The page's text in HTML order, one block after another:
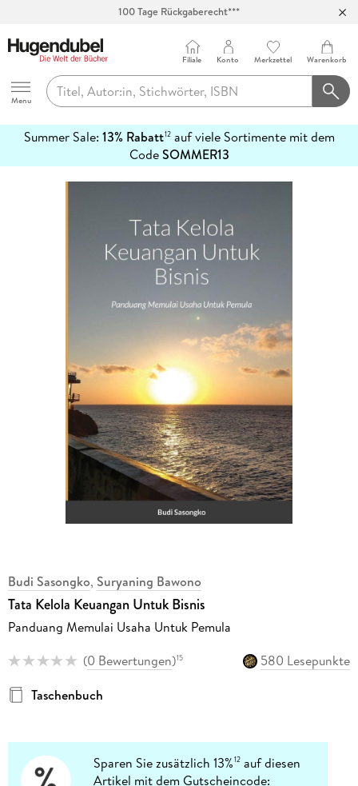
100 Tage Rückgaberecht***
Hugendubel
Menu
Filiale Konto Merkzettel Warenkorb
Summer Sale: 13% Rabatt12auf viele Sortimente mit dem
CodeSOMMER13
erfahren
Budi Sasongko, Suryaning Bawono
Tata Kelola Keuangan Untuk Bisnis
Panduang Memulai Usaha Untuk Pemula
(0 Bewertungen)15
580 Lesepunkte
Taschenbuch
Sparen Sie zusätzlich 13%12 auf diesen
Artikel mit dem Gutscheincode: